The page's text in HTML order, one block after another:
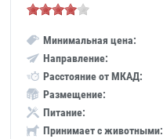
Минимальная цена:
Направление:
Расстояние от МКАД:
Размещение:
Питание:
Принимает с животными: